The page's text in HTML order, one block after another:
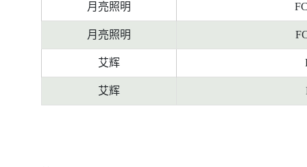
月亮照明
月亮照明
艾辉
艾辉